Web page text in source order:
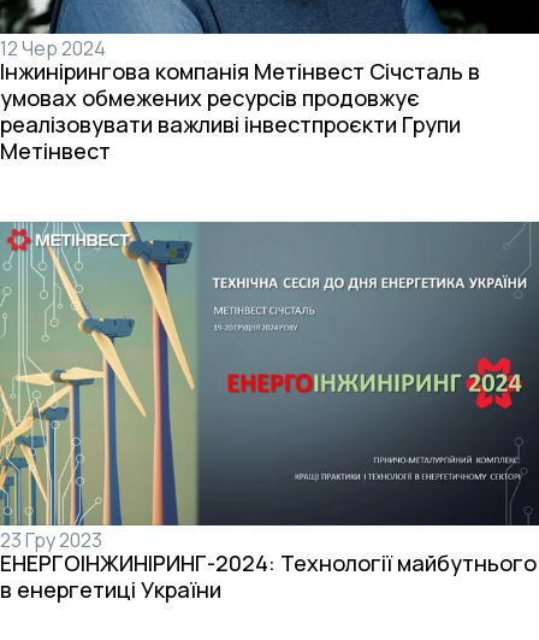
12 Чер 2024
Інжинірингова компанія Метінвест Січсталь в
умовах обмежених ресурсів продовжує
реалізовувати важливі інвестпроєкти Групи
Метінвест
23 Гру 2023
ЕНЕРГОІНЖИНІРИНГ-2024: Технології майбутнього
в енергетиці України